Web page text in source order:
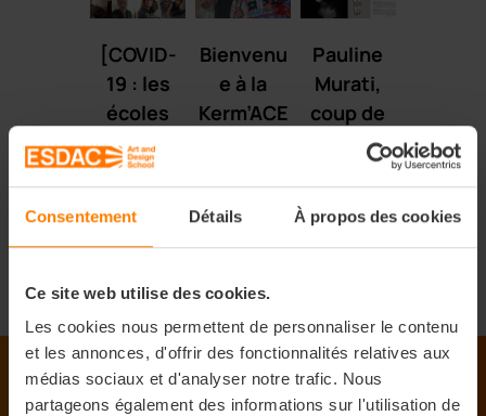
Consentement Détails À propos des cookies
Ce site web utilise des cookies.
Les cookies nous permettent de personnaliser le contenu
et les annonces, d'offrir des fonctionnalités relatives aux
médias sociaux et d'analyser notre trafic. Nous
partageons également des informations sur l'utilisation de
[COVID-
19 : les
écoles
ESDAC
continue
mission !]
Bienvenu
e à la
Kerm’ACE
l’ESDAC
Marseille
Pauline
Murati,
coup de
cœur du
jury au
Shein !